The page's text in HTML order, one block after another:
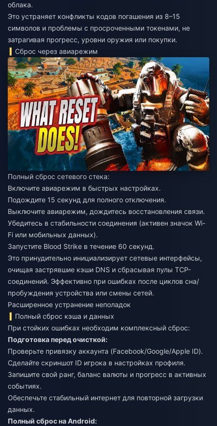
облака.
Это устраняет конфликты кодов погашения из 8–15
символов и проблемы с просроченными токенами, не
затрагивая прогресс, уровни оружия или покупки.
Сброс через авиарежим
Полный сброс сетевого стека:
Включите авиарежим в быстрых настройках.
Подождите 15 секунд для полного отключения.
Выключите авиарежим, дождитесь восстановления связи.
Убедитесь в стабильности соединения (активен значок Wi-
Fi или мобильных данных).
Запустите Blood Strike в течение 60 секунд.
Это принудительно инициализирует сетевые интерфейсы,
очищая застрявшие кэши DNS и сбрасывая пулы TCP-
соединений. Эффективно при ошибках после циклов сна/
пробуждения устройства или смены сетей.
Расширенное устранение неполадок
Полный сброс кэша и данных
При стойких ошибках необходим комплексный сброс:
Подготовка перед очисткой:
Проверьте привязку аккаунта (Facebook/Google/Apple ID).
Сделайте скриншот ID игрока в настройках профиля.
Запишите свой ранг, баланс валюты и прогресс в активных
событиях.
Обеспечьте стабильный интернет для повторной загрузки
данных.
Полный сброс на Android: